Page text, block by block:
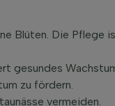
Blüten. Die Pflege
gesundes
zu fördern.
vermeiden.